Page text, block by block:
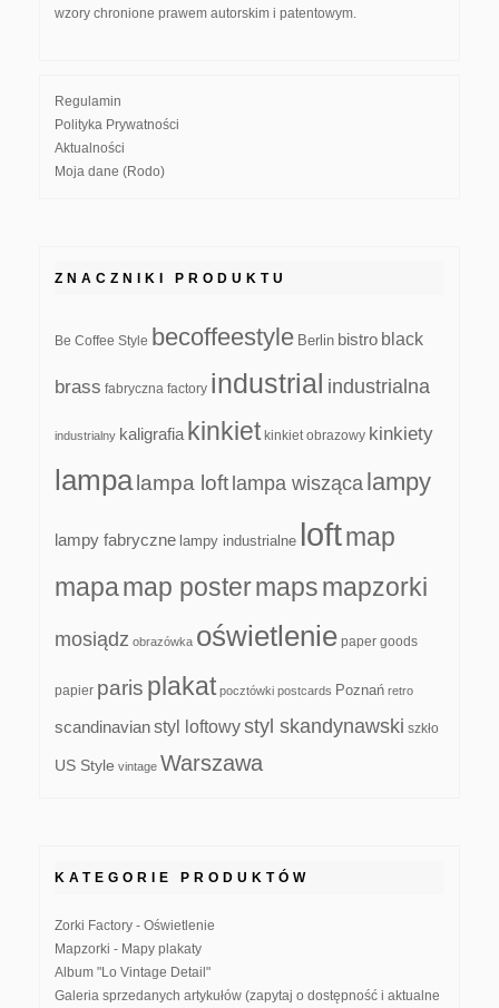
wzory chronione prawem autorskim i patentowym.
Regulamin
Polityka Prywatności
Aktualności
Moja dane (Rodo)
ZNACZNIKI PRODUKTU
Be Coffee Style becoffeestyle Berlin bistro black
brass fabryczna factory industrial industrialna
industrialny kaligrafia kinkiet kinkiet obrazowy kinkiety
lampa lampa loft lampa wisząca lampy
lampy fabryczne lampy industrialne loftmap
mapamap postermapsmapzorki
mosiądz obrazówka oświetlenie paper goods
papier paris plakat pocztówki postcards Poznań retro
scandinavianstyl loftowystyl skandynawski szkło
US Style vintage Warszawa
KATEGORIE PRODUKTÓW
Zorki Factory - Oświetlenie
Mapzorki - Mapy plakaty
Album "Lo Vintage Detail"
Galeria sprzedanych artykułów (zapytaj o dostępność i aktualne